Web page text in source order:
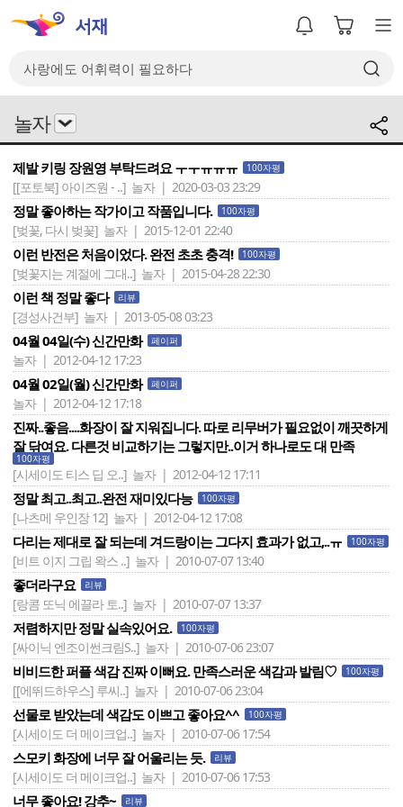
놀자
제발 키링 장원영 부탁드려요 ㅜㅜㅠㅠㅠ 100자평
[[포토북] 아이즈원 - ..] 놀자 | 2020-03-03 23:29
정말 좋아하는 작가이고 작품입니다. 100자평
[벚꽃, 다시 벚꽃] 놀자 | 2015-12-01 22:40
이런 반전은 처음이었다. 완전 초초 충격! 100자평
[벚꽃지는 계절에 그대..] 놀자 | 2015-04-28 22:30
이런 책 정말 좋다 리뷰
[경성사건부] 놀자 | 2013-05-08 03:23
04월 04일(수) 신간만화 페이퍼
놀자 | 2012-04-12 17:23
04월 02일(월) 신간만화 페이퍼
놀자 | 2012-04-12 17:18
진짜..좋음....화장이 잘 지워집니다. 따로 리무버가 필요없이 깨끗하게
잘 닦여요. 다른것 비교하기는 그렇지만..이거 하나로도 대 만족
100자평
[시세이도 티스 딥 오..] 놀자 | 2012-04-12 17:11
정말 최고..최고..완전 재미있다능 100자평
[나츠메 우인장 12] 놀자 | 2012-04-12 17:08
다리는 제대로 잘 되는데 겨드랑이는 그다지 효과가 없고,..ㅠ 100자평
[비트 이지 그립 왁스 ..] 놀자 | 2010-07-07 13:40
좋더라구요 리뷰
[랑콤 또닉 에끌라 토..] 놀자 | 2010-07-07 13:37
저렴하지만 정말 실속있어요. 100자평
[싸이닉 엔조이썬크림S..] 놀자 | 2010-07-06 23:07
비비드한 퍼플 색감 진짜 이뻐요. 만족스러운 색감과 발림♡ 100자평
[[에뛰드하우스] 루씨..] 놀자 | 2010-07-06 23:04
선물로 받았는데 색감도 이쁘고 좋아요^^ 100자평
[시세이도 더 메이크업..] 놀자 | 2010-07-06 17:54
스모키 화장에 너무 잘 어울리는 듯. 리뷰
[시세이도 더 메이크업..] 놀자 | 2010-07-06 17:53
너무 좋아요! 강추~ 리뷰